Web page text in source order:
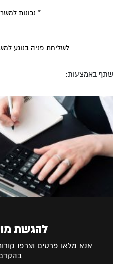
* נכונות
לשליחת פניה בנוגע
שתף באמצעות:
להגשת
אנא מלאו פרטים וצרפו